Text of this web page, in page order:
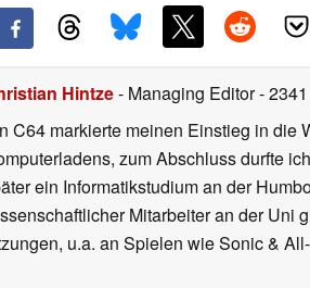
Hintze- Managing Editor-
C64 markierte meinen Einstieg in die
zum Abschluss durfte
ein Informatikstudium an der
Mitarbeiter an der Uni
u.a. an Spielen wie Sonic &